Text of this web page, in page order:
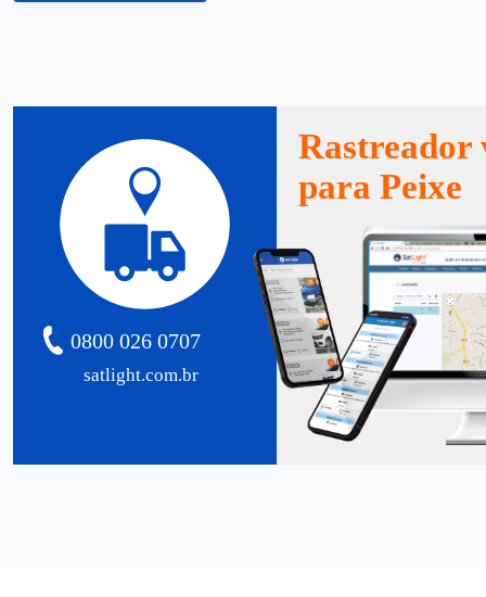
satlight.com.br
0800 026 0707
Rastreador
para Peixe